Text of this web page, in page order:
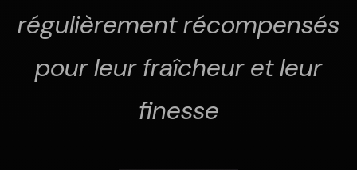
régulièrement récompensés
pour leur fraîcheur et leur
finesse